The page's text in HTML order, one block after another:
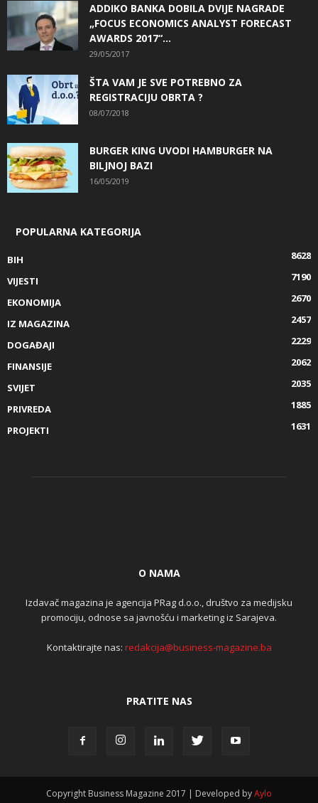
ADDIKO BANKA DOBILA DVIJE NAGRADE
„FOCUS ECONOMICS ANALYST FORECAST
AWARDS 2017“...
29/05/2017
ŠTA VAM JE SVE POTREBNO ZA
REGISTRACIJU OBRTA ?
08/07/2018
BURGER KING UVODI HAMBURGER NA
BILJNOJ BAZI
16/05/2019
POPULARNA KATEGORIJA
BIH
8628
VIJESTI
7190
EKONOMIJA
2670
IZ MAGAZINA
2457
DOGAĐAJI
2229
FINANSIJE
2062
SVIJET
2035
PRIVREDA
1885
PROJEKTI
1631
O NAMA
Izdavač magazina je agencija PRag d.o.o., društvo za medijsku
promociju, odnose sa javnošću i marketing iz Sarajeva.
Kontaktirajte nas: redakcija@business-magazine.ba
PRATITE NAS
Copyright Business Magazine 2017 | Developed byAylo